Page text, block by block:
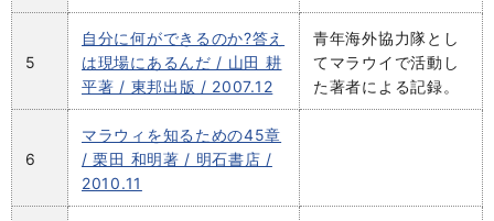
5
自分に何ができるのか?答え
は現場にあるんだ / 山田 耕
平著 / 東邦出版 / 2007.12
青年海外協力隊とし
てマラウイで活動し
た著者による記録。
6
マラウィを知るための45章
/ 栗田 和明著 / 明石書店 /
2010.11